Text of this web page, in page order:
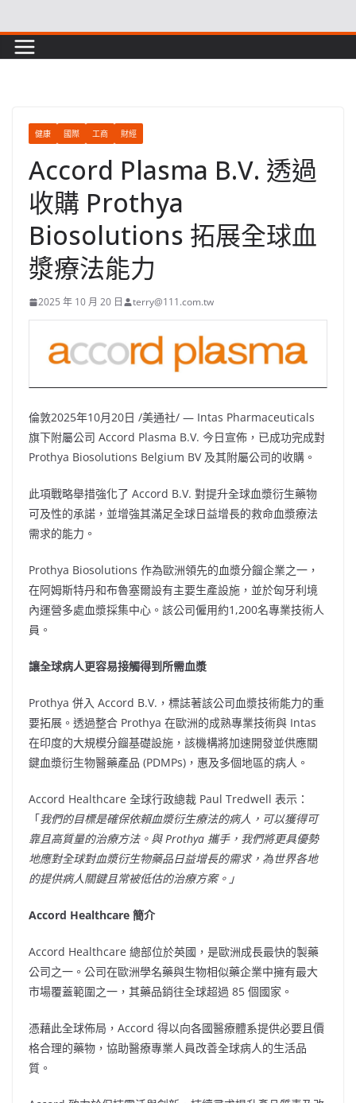
to
content
健康 國際 工商 財經
Accord Plasma B.V. 透過
收購 Prothya
Biosolutions 拓展全球血
漿療法能力
2025 年 10 月 20 日 terry@111.com.tw
倫敦2025年10月20日 /美通社/ — Intas Pharmaceuticals
旗下附屬公司 Accord Plasma B.V. 今日宣佈，已成功完成對
Prothya Biosolutions Belgium BV 及其附屬公司的收購。
此項戰略舉措強化了 Accord B.V. 對提升全球血漿衍生藥物
可及性的承諾，並增強其滿足全球日益增長的救命血漿療法
需求的能力。
Prothya Biosolutions 作為歐洲領先的血漿分餾企業之一，
在阿姆斯特丹和布魯塞爾設有主要生產設施，並於匈牙利境
內運營多處血漿採集中心。該公司僱用約1,200名專業技術人
員。
讓全球病人更容易接觸得到所需血漿
Prothya 併入 Accord B.V.，標誌著該公司血漿技術能力的重
要拓展。透過整合 Prothya 在歐洲的成熟專業技術與 Intas
在印度的大規模分餾基礎設施，該機構將加速開發並供應關
鍵血漿衍生物醫藥產品 (PDMPs)，惠及多個地區的病人。
Accord Healthcare 全球行政總裁 Paul Tredwell 表示：
「我們的目標是確保依賴血漿衍生療法的病人，可以獲得可
靠且高質量的治療方法。 與 Prothya 攜手，我們將更具優勢
地應對全球對血漿衍生物藥品日益增長的需求，為世界各地
的提供病人關鍵且常被低估的治療方案。」
Accord Healthcare 簡介
Accord Healthcare 總部位於英國，是歐洲成長最快的製藥
公司之一。公司在歐洲學名藥與生物相似藥企業中擁有最大
市場覆蓋範圍之一，其藥品銷往全球超過 85 個國家。
憑藉此全球佈局，Accord 得以向各國醫療體系提供必要且價
格合理的藥物，協助醫療專業人員改善全球病人的生活品
質。